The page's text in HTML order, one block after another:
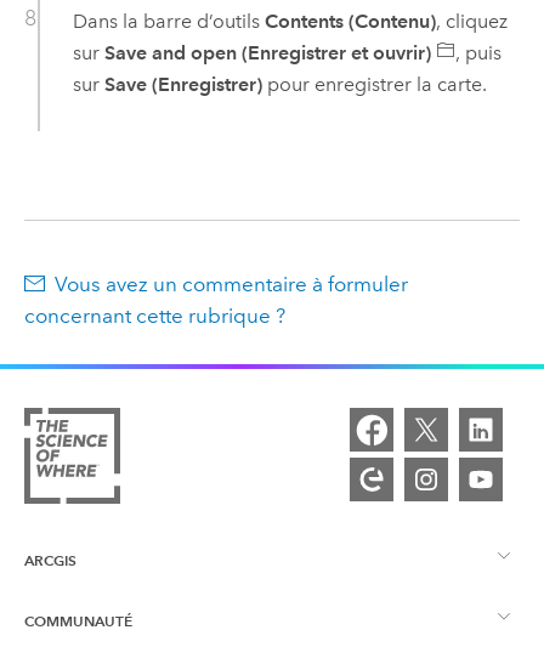
Dans la barre d’outils Contents (Contenu), cliquez
sur Save and open (Enregistrer et ouvrir)
, puis
sur Save (Enregistrer)pour enregistrer la carte.
Vous avez un commentaire à formuler
concernant cette rubrique ?
ARCGIS
Vue d’ensemble d’ArcGIS
COMMUNAUTÉ